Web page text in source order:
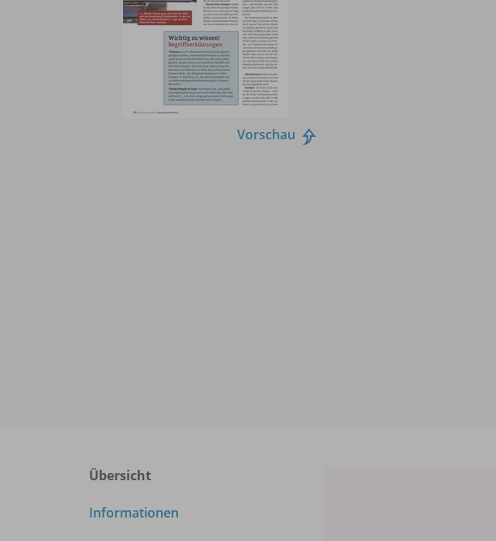
Vorschau
Übersicht
Informationen